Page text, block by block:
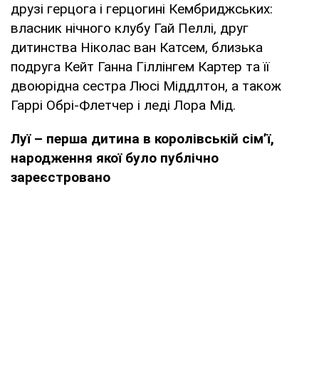
друзі герцога і герцогині Кембриджських:
власник нічного клубу Гай Пеллі, друг
дитинства Ніколас ван Катсем, близька
подруга Кейт Ганна Гіллінгем Картер та її
двоюрідна сестра Люсі Міддлтон, а також
Гаррі Обрі-Флетчер і леді Лора Мід.
Луї – перша дитина в королівській сімʼї,
народження якої було публічно
зареєстровано